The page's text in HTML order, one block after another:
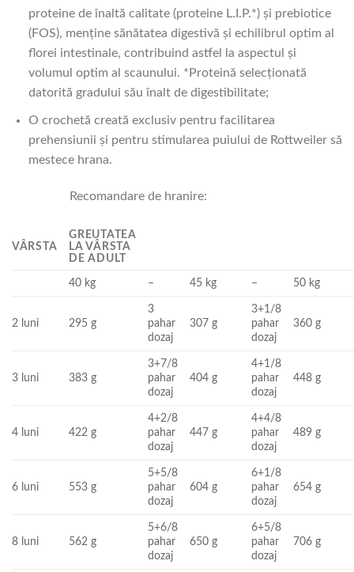
proteine de înaltă calitate (proteine L.I.P.*) și prebiotice
(FOS), menține sănătatea digestivă și echilibrul optim al
florei intestinale, contribuind astfel la aspectul și
volumul optim al scaunului. *Proteină selecționată
datorită gradului său înalt de digestibilitate;
O crochetă creată exclusiv pentru facilitarea
prehensiunii şi pentru stimularea puiului de Rottweiler să
mestece hrana.
Recomandare de hranire:
VÂRSTA
GREUTATEA
LA VÂRSTA
DE ADULT
40 kg – 45 kg – 50 kg
2 luni 295 g
3
pahar
dozaj
307 g
3+1/8
pahar
dozaj
360 g
3 luni 383 g
3+7/8
pahar
dozaj
404 g
4+1/8
pahar
dozaj
448 g
4 luni 422 g
4+2/8
pahar
dozaj
447 g
4+4/8
pahar
dozaj
489 g
6 luni 553 g
5+5/8
pahar
dozaj
604 g
6+1/8
pahar
dozaj
654 g
8 luni 562 g
5+6/8
pahar
dozaj
650 g
6+5/8
pahar
dozaj
706 g